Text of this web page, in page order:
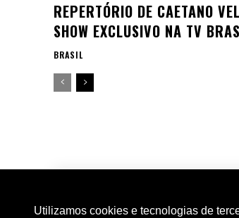
Utilizamos cookies e tecnologias de
REPERTÓRIO DE CAETANO
SHOW EXCLUSIVO NA TV
BRASIL